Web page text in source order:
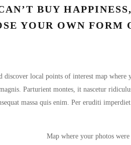
BUY
YOUR OWN FORM
discover local points of interest map
Parturient montes, it nascetur
massa quis enim. Per eruditi
Map where your photos